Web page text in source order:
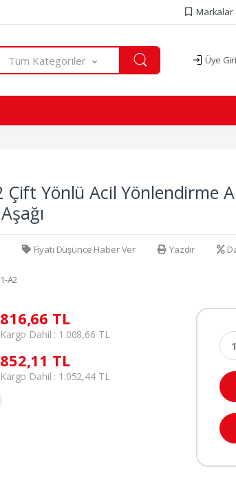
Markalar
Tüm Kategoriler Üye
Çift Yönlü Acil Yönlendirme
Fiyatı Düşünce Haber Ver Yazdır
A2
816,66 TL
Kargo Dahil : 1.008,66 TL
852,11 TL
Kargo Dahil : 1.052,44 TL